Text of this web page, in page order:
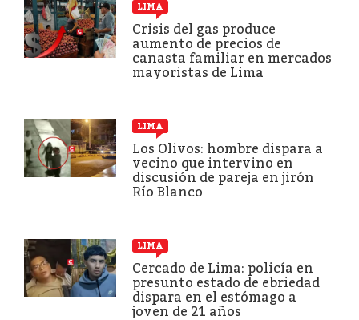
LIMA
Crisis del gas produce
aumento de precios de
canasta familiar en mercados
mayoristas de Lima
LIMA
Los Olivos: hombre dispara a
vecino que intervino en
discusión de pareja en jirón
Río Blanco
LIMA
Cercado de Lima: policía en
presunto estado de ebriedad
dispara en el estómago a
joven de 21 años